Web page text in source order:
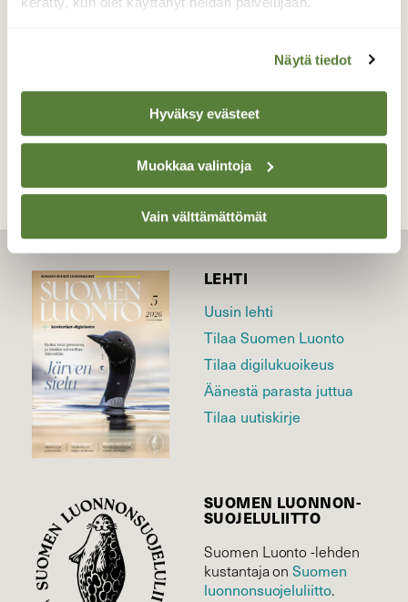
Näytä tiedot
Hyväksy evästeet
Muokkaa valintoja
Vain välttämättömät
TAKAISIN LISTAAN
LEHTI
Uusin lehti
Tilaa Suomen Luonto
Tilaa digilukuoikeus
Äänestä parasta juttua
Tilaa uutiskirje
SUOMEN LUONNON­
SUOJELU­LIITTO
Suomen Luonto -lehden
kustantaja onSuomen
luonnonsuojelu­liitto.